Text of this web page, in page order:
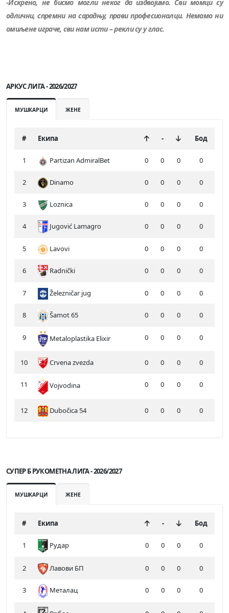
-Искрено, не бисмо могли неког да издвојимо. Сви момци су
одлични, спремни на сарадњу, прави професионалци. Немамо ни
омиљене играче, сви нам исти – рекли су у глас.
АРКУС ЛИГА - 2026/2027
МУШКАРЦИ ЖЕНЕ
# Екипа - Бод
1 Partizan AdmiralBet 0 0 0 0
2 Dinamo 0 0 0 0
3 Loznica 0 0 0 0
4 Jugović Lamagro 0 0 0 0
5 Lavovi 0 0 0 0
6 Radnički 0 0 0 0
7 Železničar jug 0 0 0 0
8 Šamot 65 0 0 0 0
9 Metaloplastika Elixir 0 0 0 0
10 Crvena zvezda 0 0 0 0
11 Vojvodina 0 0 0 0
12 Dubočica 54 0 0 0 0
СУПЕР Б РУКОМЕТНА ЛИГА - 2026/2027
МУШКАРЦИ ЖЕНЕ
# Екипа - Бод
1 Рудар 0 0 0 0
2 Лавови БП 0 0 0 0
3 Металац 0 0 0 0